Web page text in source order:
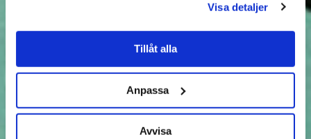
Visa detaljer
Tillåt alla
Anpassa
Avvisa